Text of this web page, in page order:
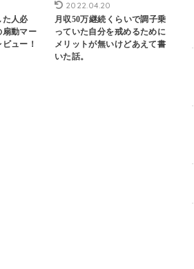
た人必
扇動マー
ュー！
2022.04.20
月収50万継続くらいで調子乗
っていた自分を戒めるために
メリットが無いけどあえて書
いた話。